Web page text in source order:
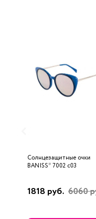
Солнцезащитные очки
BANISS* 7002 c03
1818 руб. 6060